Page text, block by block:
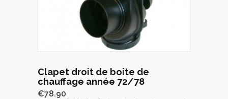
Clapet droit de boite de
chauffage année 72/78
€78.90